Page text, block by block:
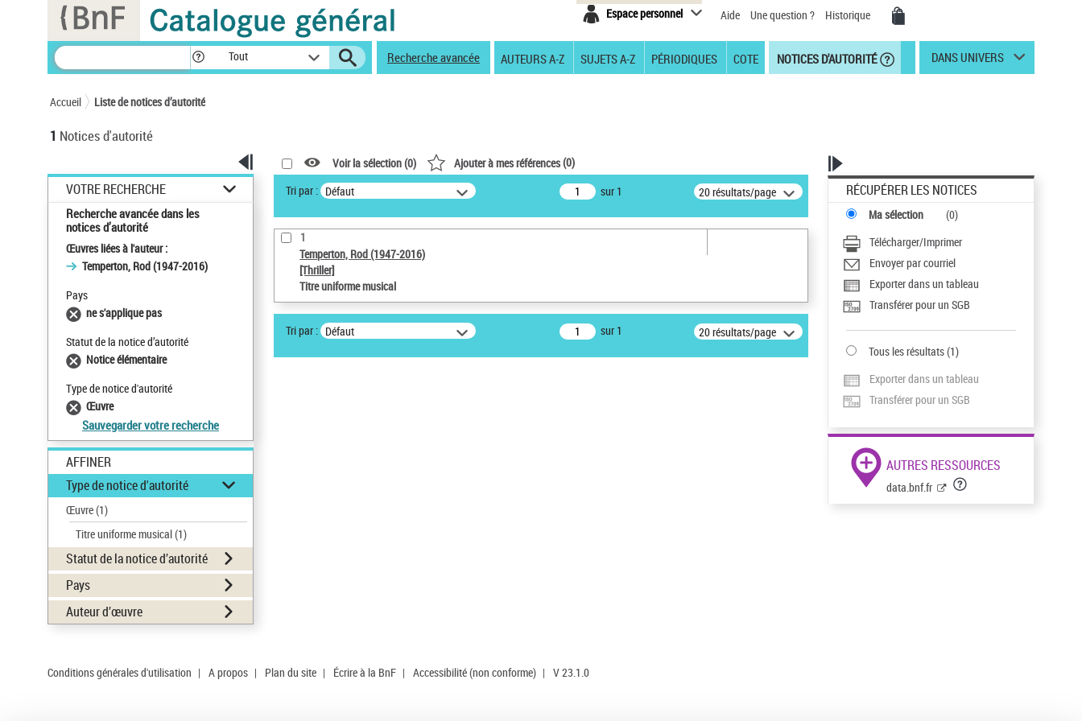
Espace personnel Aide Une question ? Historique
Tout Recherche avancée AUTEURS A-Z SUJETS A-Z PÉRIODIQUES COTE NOTICES D'AUTORITÉ DANS UNIVERS
Accueil Liste de notices d’autorité
1 Notices d'autorité
VOTRE RECHERCHE
Recherche avancée dans les
notices d’autorité
Œuvres liées à l'auteur :
Temperton, Rod (1947-2016)
Pays
ne s'applique pas
Statut de la notice d’autorité
Notice élémentaire
Type de notice d'autorité
Œuvre
Sauvegarder votre recherche
AFFINER
Type de notice d'autorité
Œuvre(1)
Titre uniforme musical(1)
Statut de la notice d’autorité
Pays
Auteur d’œuvre
Voir la sélection (0) Ajouter à mes références(0)
Tri par : Défaut sur 1 20 résultats/page
1
Temperton, Rod (1947-2016)
[Thriller]
Titre uniforme musical
Tri par : Défaut sur 1 20 résultats/page
RÉCUPÉRER LES NOTICES
Ma sélection (0)
Télécharger/Imprimer
Envoyer par courriel
Exporter dans un tableau
Transférer pour un SGB
Tous les résultats(1)
Exporter dans un tableau
Transférer pour un SGB
AUTRES RESSOURCES
data.bnf.fr
Conditions générales d'utilisation | A propos | Plan du site | Écrire à la BnF | Accessibilité (non conforme) | V 23.1.0
Panneau de gestion des cookies